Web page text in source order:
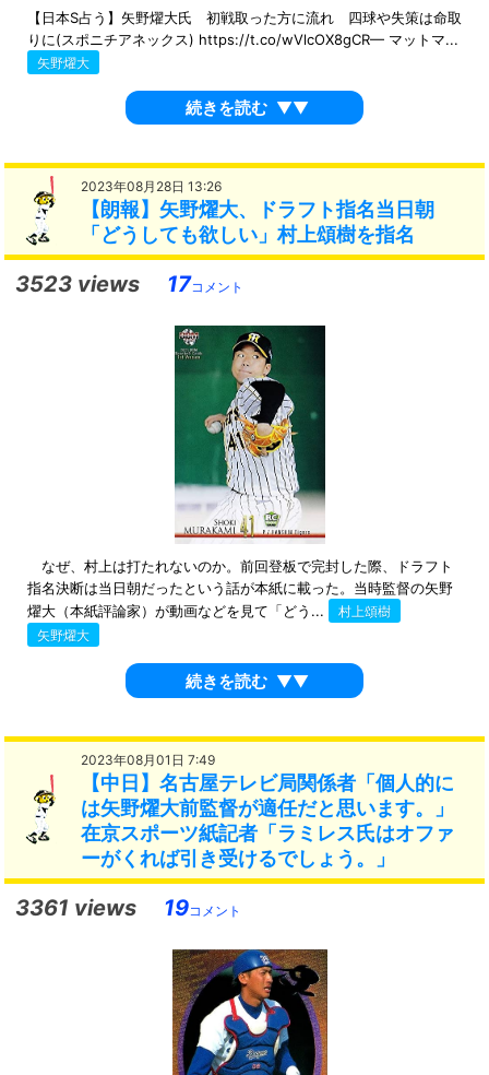
【日本S占う】矢野燿大氏 初戦取った方に流れ 四球や失策は命取
りに(スポニチアネックス) https://t.co/wVlcOX8gCR— マットマ...
矢野燿大
続きを読む ▼▼
2023年08月28日 13:26
【朗報】矢野燿大、ドラフト指名当日朝
「どうしても欲しい」村上頌樹を指名
3523 views 17コメント
なぜ、村上は打たれないのか。前回登板で完封した際、ドラフト
指名決断は当日朝だったという話が本紙に載った。当時監督の矢野
燿大（本紙評論家）が動画などを見て「どう...
村上頌樹
矢野燿大
続きを読む ▼▼
2023年08月01日 7:49
【中日】名古屋テレビ局関係者「個人的に
は矢野燿大前監督が適任だと思います。」
在京スポーツ紙記者「ラミレス氏はオファ
ーがくれば引き受けるでしょう。」
3361 views 19コメント